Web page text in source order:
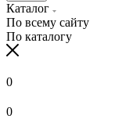
Каталог
По всему сайту
По каталогу
0
0